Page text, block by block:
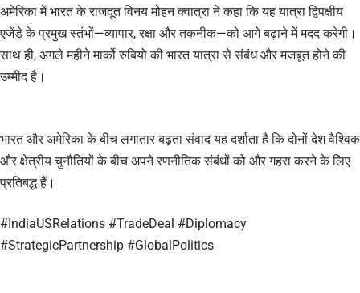
अमेरिका में भारत के राजदूत विनय मोहन क्वात्रा ने कहा कि यह यात्रा द्विपक्षीय
एजेंडे के प्रमुख स्तंभों—व्यापार, रक्षा और तकनीक—को आगे बढ़ाने में मदद करेगी।
साथ ही, अगले महीने मार्को रुबियो की भारत यात्रा से संबंध और मजबूत होने की
उम्मीद है।
भारत और अमेरिका के बीच लगातार बढ़ता संवाद यह दर्शाता है कि दोनों देश वैश्विक
और क्षेत्रीय चुनौतियों के बीच अपने रणनीतिक संबंधों को और गहरा करने के लिए
प्रतिबद्ध हैं।
#IndiaUSRelations #TradeDeal #Diplomacy
#StrategicPartnership #GlobalPolitics